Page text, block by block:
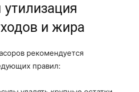
и жира
рекомендуется
правил: